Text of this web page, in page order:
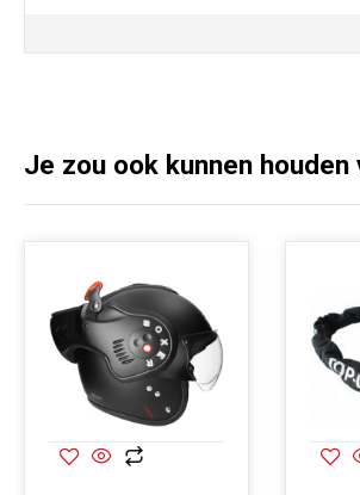
Je zou ook kunnen houden